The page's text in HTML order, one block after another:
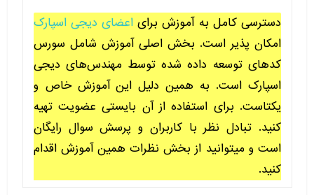
دسترسی کامل به آموزش برای اعضای دیجی اسپارک
امکان پذیر است. بخش اصلی آموزش شامل سورس
کدهای توسعه داده شده توسط مهندس‌های دیجی
اسپارک است. به همین دلیل این آموزش خاص و
یکتاست. برای استفاده از آن بایستی عضویت تهیه
کنید. تبادل نظر با کاربران و پرسش سوال رایگان
است و میتوانید از بخش نظرات همین آموزش اقدام
کنید.